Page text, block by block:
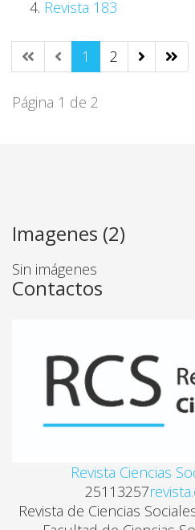
Revista 183
1 2
Página 1 de 2
Imagenes (2)
Sin imágenes
Contactos
Revista Ciencias
25113257
Revista de Ciencias